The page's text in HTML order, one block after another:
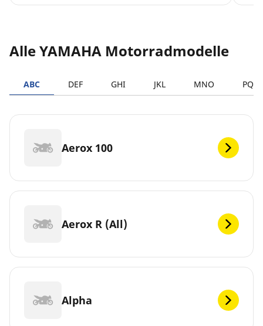
Alle YAMAHA Motorradmodelle
ABC DEF GHI JKL MNO PQRS
Aerox 100
Aerox R (All)
Alpha